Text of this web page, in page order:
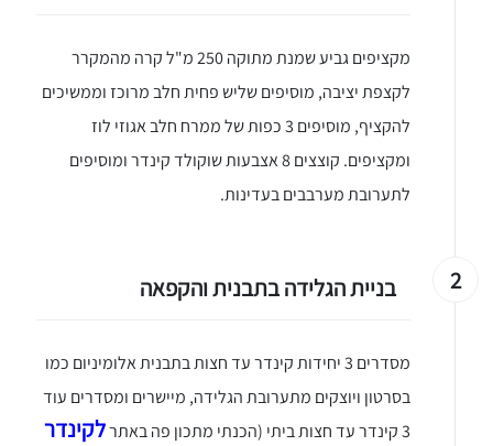
מקציפים גביע שמנת מתוקה 250 מ"ל קרה מהמקרר
לקצפת יציבה, מוסיפים שליש פחית חלב מרוכז וממשיכים
להקציף, מוסיפים 3 כפות של ממרח חלב אגוזי לוז
ומקציפים. קוצצים 8 אצבעות שוקולד קינדר ומוסיפים
לתערובת מערבבים בעדינות.
2 בניית הגלידה בתבנית והקפאה
מסדרים 3 יחידות קינדר עד חצות בתבנית אלומיניום כמו
בסרטון ויוצקים מתערובת הגלידה, מיישרים ומסדרים עוד
3 קינדר עד חצות ביתי (הכנתי מתכון פה באתר
לקינדר